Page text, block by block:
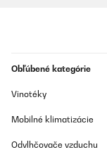
Obľúbené kategórie
Vinotéky
Mobilné klimatizácie
Odvlhčovače vzduchu